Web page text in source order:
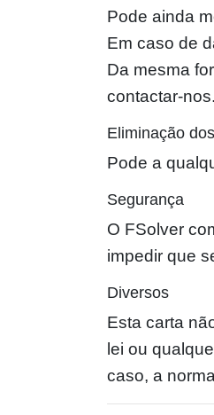
Pode ainda
Em caso de
Da mesma
contactar-nos.
Eliminação
Pode a
Segurança
O FSolver
impedir que
Diversos
Esta carta
lei ou
caso, a